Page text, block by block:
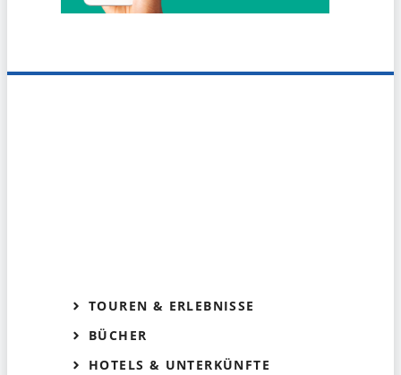
TOUREN & ERLEBNISSE
BÜCHER
HOTELS & UNTERKÜNFTE